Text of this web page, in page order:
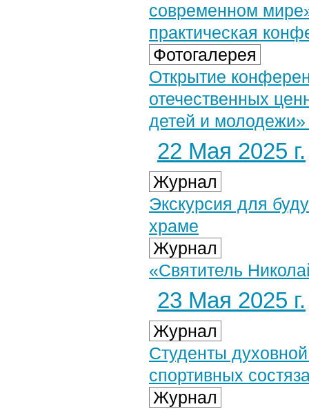
современном
практическая
Фотогалерея
Открытие
отечественных
детей и молодежи»
22 Мая 2025 г.
Журнал
Экскурсия для
храме
Журнал
«Святитель
23 Мая 2025 г.
Журнал
Студенты
спортивных
Журнал